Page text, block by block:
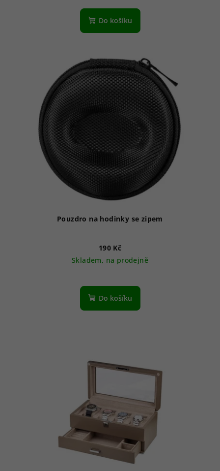
Do košíku
Pouzdro na hodinky se zipem
190 Kč
Skladem, na prodejně
hodnocení
produktu
Do košíku